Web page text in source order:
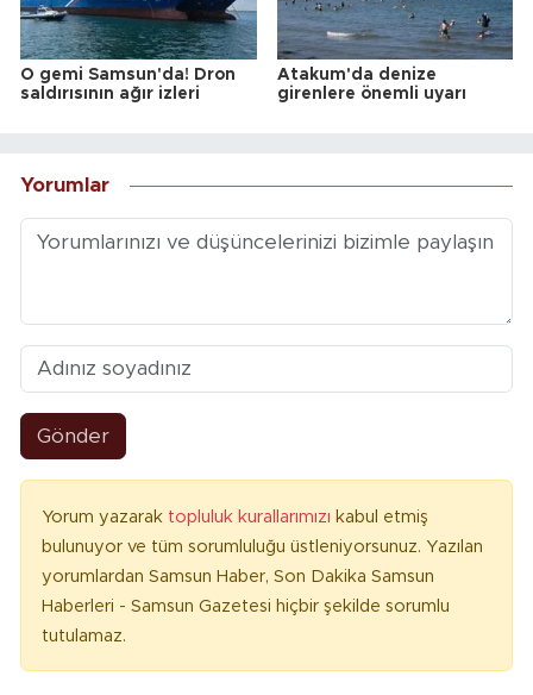
O gemi Samsun'da! Dron
saldırısının ağır izleri
Atakum'da denize
girenlere önemli uyarı
Yorumlar
Gönder
Yorum yazarak topluluk kurallarımızı kabul etmiş
bulunuyor ve tüm sorumluluğu üstleniyorsunuz. Yazılan
yorumlardan Samsun Haber, Son Dakika Samsun
Haberleri - Samsun Gazetesi hiçbir şekilde sorumlu
tutulamaz.